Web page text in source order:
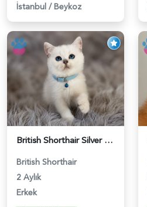
İstanbul /Beykoz
British Shorthair Silver Point Erkek 2 Aylık - 6122
British Shorthair
2 Aylık
Erkek